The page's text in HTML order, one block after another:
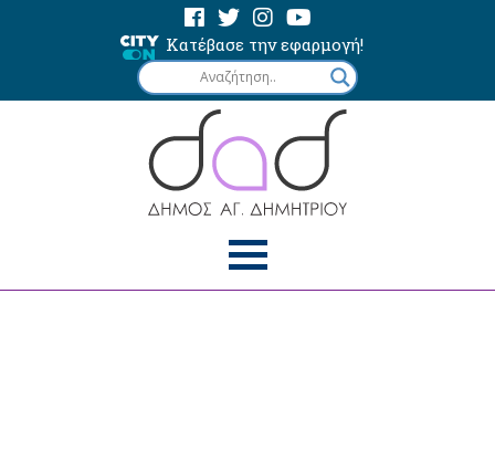
Κατέβασε την εφαρμογή!